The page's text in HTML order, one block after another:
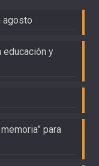
agosto
educación y
para